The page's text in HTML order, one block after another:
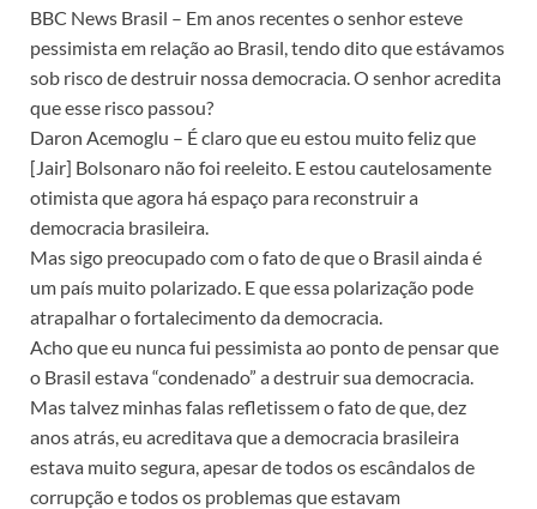
BBC News Brasil – Em anos recentes o senhor esteve
pessimista em relação ao Brasil, tendo dito que estávamos
sob risco de destruir nossa democracia. O senhor acredita
que esse risco passou?
Daron Acemoglu – É claro que eu estou muito feliz que
[Jair] Bolsonaro não foi reeleito. E estou cautelosamente
otimista que agora há espaço para reconstruir a
democracia brasileira.
Mas sigo preocupado com o fato de que o Brasil ainda é
um país muito polarizado. E que essa polarização pode
atrapalhar o fortalecimento da democracia.
Acho que eu nunca fui pessimista ao ponto de pensar que
o Brasil estava “condenado” a destruir sua democracia.
Mas talvez minhas falas refletissem o fato de que, dez
anos atrás, eu acreditava que a democracia brasileira
estava muito segura, apesar de todos os escândalos de
corrupção e todos os problemas que estavam